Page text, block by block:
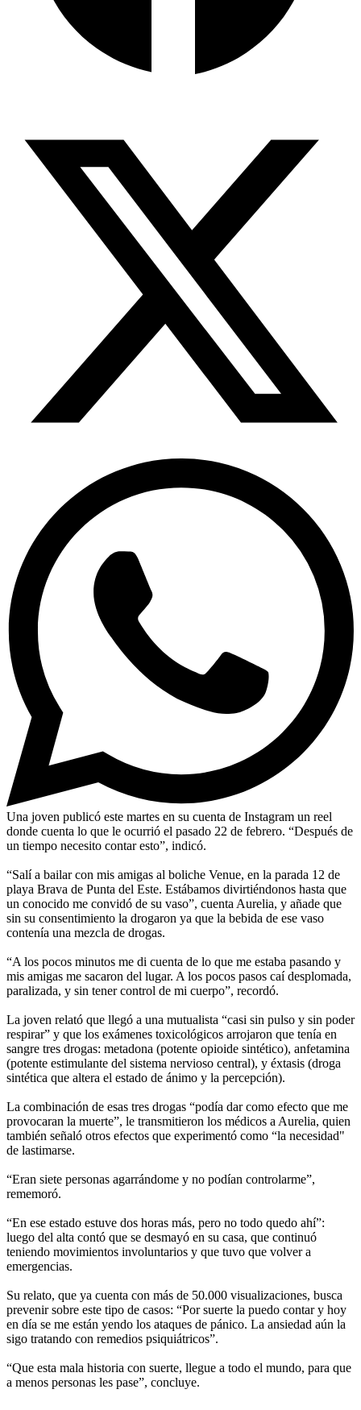
Una joven publicó este martes en su cuenta de Instagram un reel
donde cuenta lo que le ocurrió el pasado 22 de febrero. “Después de
un tiempo necesito contar esto”, indicó.
“Salí a bailar con mis amigas al boliche Venue, en la parada 12 de
playa Brava de Punta del Este. Estábamos divirtiéndonos hasta que
un conocido me convidó de su vaso”, cuenta Aurelia, y añade que
sin su consentimiento la drogaron ya que la bebida de ese vaso
contenía una mezcla de drogas.
“A los pocos minutos me di cuenta de lo que me estaba pasando y
mis amigas me sacaron del lugar. A los pocos pasos caí desplomada,
paralizada, y sin tener control de mi cuerpo”, recordó.
La joven relató que llegó a una mutualista “casi sin pulso y sin poder
respirar” y que los exámenes toxicológicos arrojaron que tenía en
sangre tres drogas: metadona (potente opioide sintético), anfetamina
(potente estimulante del sistema nervioso central), y éxtasis (droga
sintética que altera el estado de ánimo y la percepción).
La combinación de esas tres drogas “podía dar como efecto que me
provocaran la muerte”, le transmitieron los médicos a Aurelia, quien
también señaló otros efectos que experimentó como “la necesidad"
de lastimarse.
“Eran siete personas agarrándome y no podían controlarme”,
rememoró.
“En ese estado estuve dos horas más, pero no todo quedo ahí”:
luego del alta contó que se desmayó en su casa, que continuó
teniendo movimientos involuntarios y que tuvo que volver a
emergencias.
Su relato, que ya cuenta con más de 50.000 visualizaciones, busca
prevenir sobre este tipo de casos: “Por suerte la puedo contar y hoy
en día se me están yendo los ataques de pánico. La ansiedad aún la
sigo tratando con remedios psiquiátricos”.
“Que esta mala historia con suerte, llegue a todo el mundo, para que
a menos personas les pase”, concluye.